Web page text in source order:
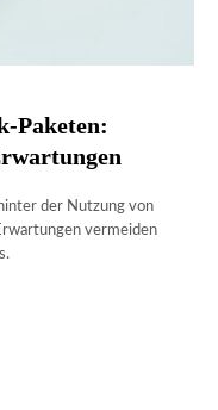
Paketen:
der Nutzung von
vermeiden